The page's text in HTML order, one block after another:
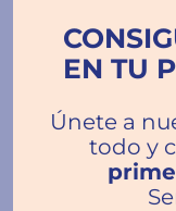
EN TU
Únete a
todo y